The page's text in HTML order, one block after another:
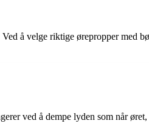
å velge riktige ørepropper med
ved å dempe lyden som når